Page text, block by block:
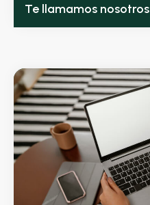
Te llamamos nosotros